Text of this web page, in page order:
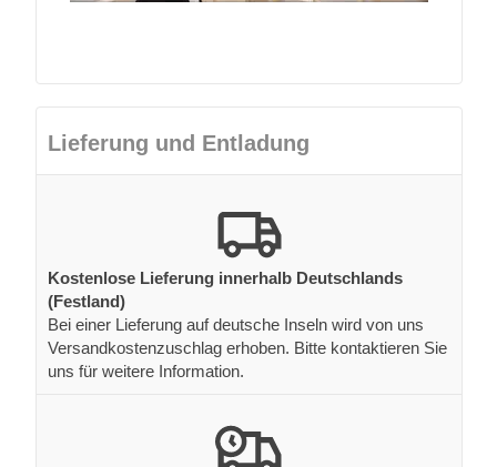
Lieferung und Entladung
Kostenlose Lieferung innerhalb Deutschlands
(Festland)
Bei einer Lieferung auf deutsche Inseln wird von uns
Versandkostenzuschlag erhoben. Bitte kontaktieren Sie
uns für weitere Information.